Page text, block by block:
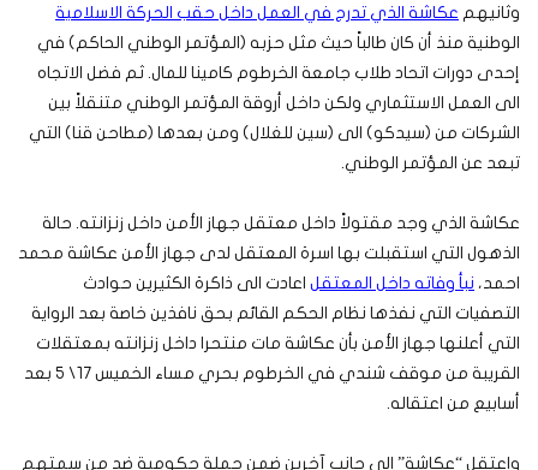
وثانيهم عكاشة الذي تدرج في العمل داخل حقب الحركة الاسلامية
الوطنية منذ أن كان طالباً حيث مثل حزبه (المؤتمر الوطني الحاكم) في
إحدى دورات اتحاد طلاب جامعة الخرطوم كامينا للمال. ثم فضل الاتجاه
الى العمل الاستثماري ولكن داخل أروقة المؤتمر الوطني متنقلاً بين
الشركات من (سيدكو) الى (سين للغلال) ومن بعدها (مطاحن قنا) التي
تبعد عن المؤتمر الوطني.
عكاشة الذي وجد مقتولاً داخل معتقل جهاز الأمن داخل زنزانته. حالة
الذهول التي استقبلت بها اسرة المعتقل لدى جهاز الأمن عكاشة محمد
احمد، نبأ وفاته داخل المعتقل اعادت الى ذاكرة الكثيرين حوادث
التصفيات التي نفذها نظام الحكم القائم بحق نافذين خاصة بعد الرواية
التي أعلنها جهاز الأمن بأن عكاشة مات منتحرا داخل زنزانته بمعتقلات
القريبة من موقف شندي في الخرطوم بحري مساء الخميس 17\ 5 بعد
أسابيع من اعتقاله.
واعتقل “عكاشة” الى جانب آخرين ضمن حملة حكومية ضد من سمتهم